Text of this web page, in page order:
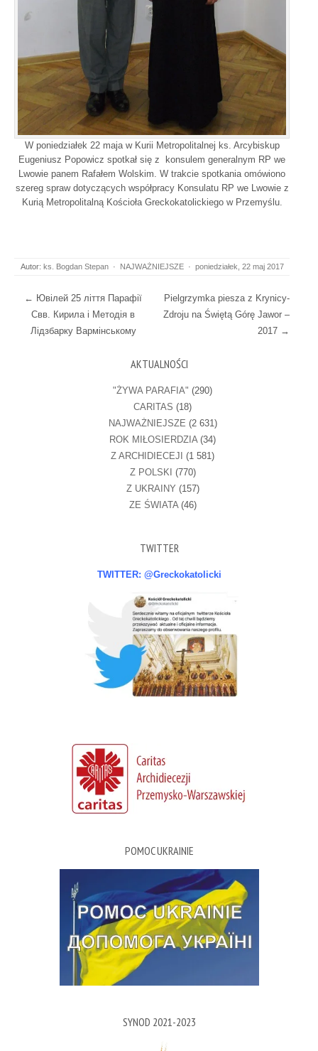
W poniedziałek 22 maja w Kurii Metropolitalnej ks. Arcybiskup
Eugeniusz Popowicz spotkał się z konsulem generalnym RP we
Lwowie panem Rafałem Wolskim. W trakcie spotkania omówiono
szereg spraw dotyczących współpracy Konsulatu RP we Lwowie z
Kurią Metropolitalną Kościoła Greckokatolickiego w Przemyślu.
Autor: ks. Bogdan Stepan · NAJWAŻNIEJSZE · poniedziałek, 22 maj 2017
Post navigation
← Ювілей 25 ліття Парафії
Свв. Кирила і Методія в
Лідзбарку Вармінському
Pielgrzymka piesza z Krynicy-
Zdroju na Świętą Górę Jawor –
2017 →
AKTUALNOŚCI
"ŻYWA PARAFIA" (290)
CARITAS (18)
NAJWAŻNIEJSZE (2 631)
ROK MIŁOSIERDZIA(34)
Z ARCHIDIECEJI (1 581)
Z POLSKI (770)
Z UKRAINY (157)
ZE ŚWIATA(46)
TWITTER
TWITTER: @Greckokatolicki
POMOC UKRAINIE
SYNOD 2021-2023